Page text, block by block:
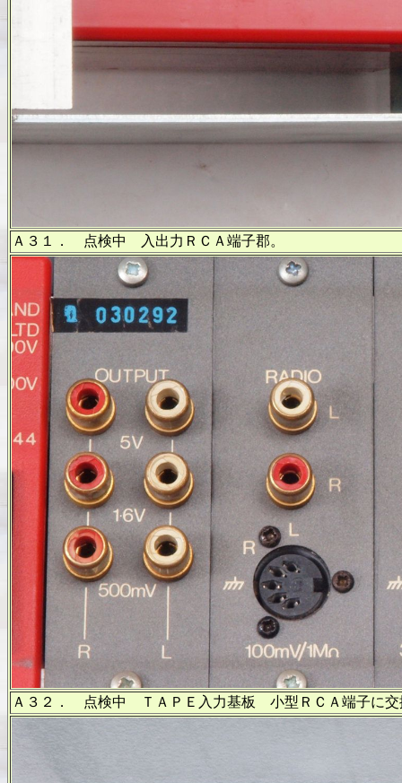
Ａ３１． 点検中 入出力ＲＣＡ端子郡。
Ａ３２． 点検中 ＴＡＰＥ入力基板 小型ＲＣＡ端子に交